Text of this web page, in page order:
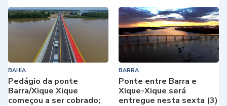
BAHIA
Pedágio da ponte
Barra/Xique Xique
começou a ser cobrado;
BARRA
Ponte entre Barra e
Xique-Xique será
entregue nesta sexta (3)